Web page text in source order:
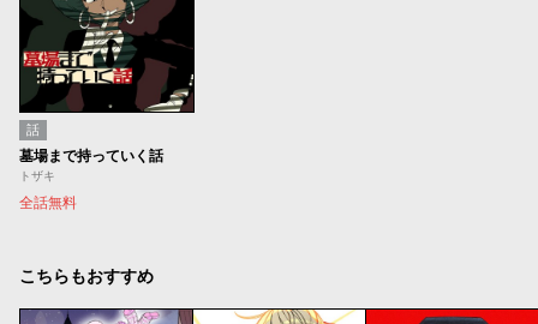
話
墓場まで持っていく話
トザキ
全話無料
こちらもおすすめ